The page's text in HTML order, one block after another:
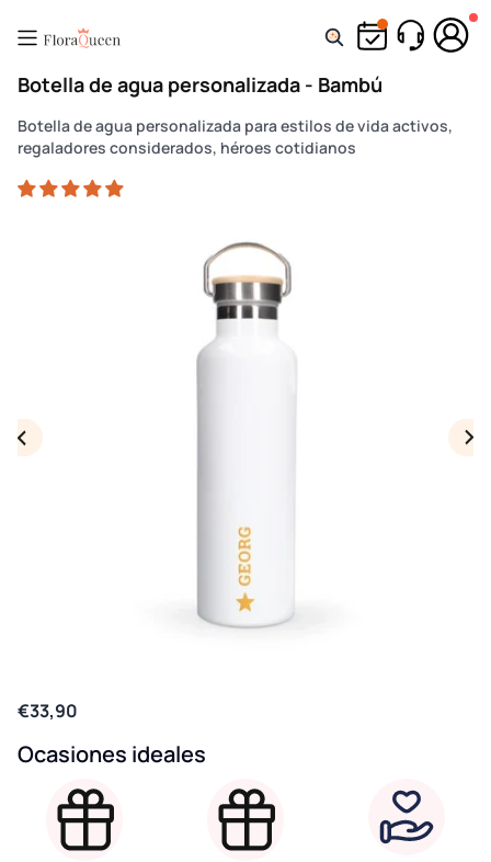
directamente
contenido
Botella de agua personalizada - Bambú
Botella de agua personalizada para estilos de vida activos,
regaladores considerados, héroes cotidianos
€33,90
Ocasiones ideales